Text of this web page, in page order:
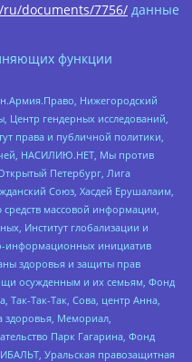
documents/7756/ данные
функции
Нижегородский
Центр гендерных исследований,
права и публичной политики,
НАСИЛИЮ.НЕТ, Мы против
Петербург, Лига
Союз, Хасдей Ерушалаим,
массовой информации,
Институт глобализации и
информационных инициатив
здоровья и защиты прав
осужденным и их семьям, Фонд
Так-Так-Так, Сова, центр Анна,
здоровья, Мемориал,
Парк Гагарина, Фонд
Уральская правозащитная